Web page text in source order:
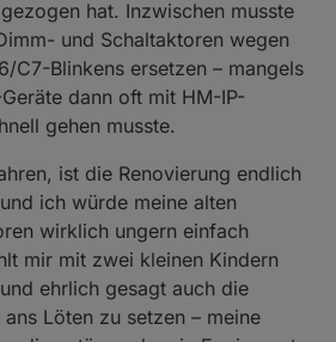
hat. Inzwischen musste
und Schaltaktoren wegen
C7-Blinkens ersetzen – mangels
dann oft mit HM-IP-
gehen musste.
ist die Renovierung endlich
ich würde meine alten
wirklich ungern einfach
mir mit zwei kleinen Kindern
ehrlich gesagt auch die
Löten zu setzen – meine